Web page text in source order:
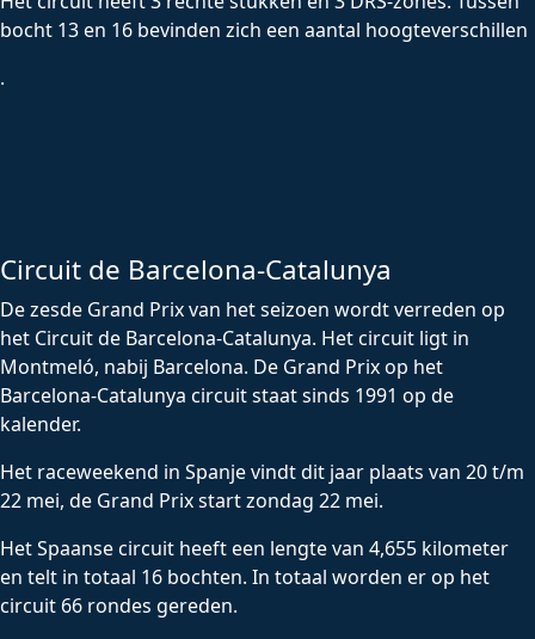
bocht 13 en 16 bevinden zich een aantal hoogteverschillen
.
Circuit de Barcelona-Catalunya
De zesde Grand Prix van het seizoen wordt verreden op
het Circuit de Barcelona-Catalunya. Het circuit ligt in
Montmeló, nabij Barcelona. De Grand Prix op het
Barcelona-Catalunya circuit staat sinds 1991 op de
kalender.
Het raceweekend in Spanje vindt dit jaar plaats van 20 t/m
22 mei, de Grand Prix start zondag 22 mei.
Het Spaanse circuit heeft een lengte van 4,655 kilometer
en telt in totaal 16 bochten. In totaal worden er op het
circuit 66 rondes gereden.